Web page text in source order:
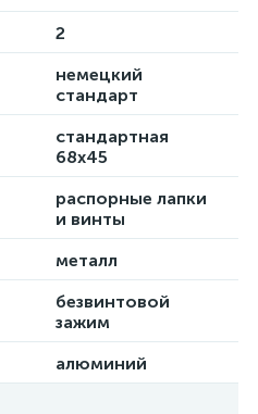
2
немецкий
стандарт
стандартная
68х45
распорные лапки
и винты
металл
безвинтовой
зажим
алюминий